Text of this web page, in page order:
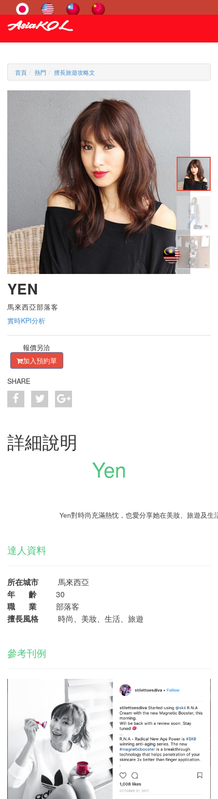
首頁 熱門 擅長旅遊攻略文
YEN
馬來西亞部落客
實時KPI分析
報價另洽
加入預約單
SHARE
詳細說明
Yen
Yen對時尚充滿熱忱，也愛分享她在美妝、旅遊及生
達人資料
所在城市 馬來西亞
年 齡30
職 業 部落客
擅長風格 時尚、美妝、生活、旅遊
參考刊例